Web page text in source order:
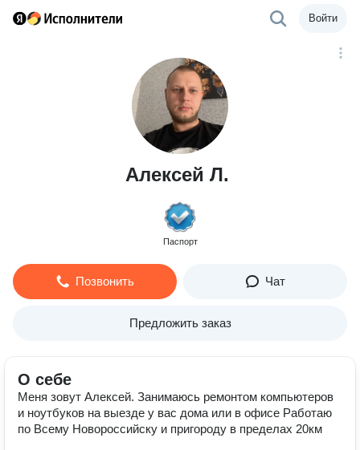
Войти
Алексей Л.
Паспорт
Позвонить Чат
Предложить заказ
О себе
Меня зовут Алексей. Занимаюсь ремонтом компьютеров
и ноутбуков на выезде у вас дома или в офисе Работаю
по Всему Новороссийску и пригороду в пределах 20км